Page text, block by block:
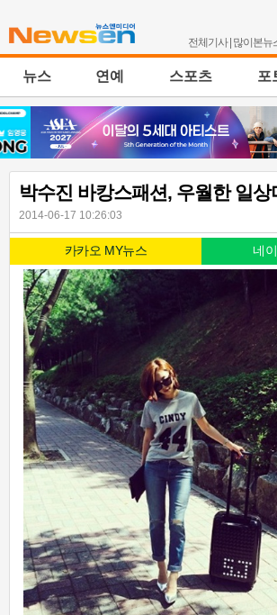
전체기사| 많이본뉴
뉴스 연예 스포츠 포
박수진 바캉스패션, 우월한 일상
2014-06-17 10:26:03
카카오 MY뉴스 네